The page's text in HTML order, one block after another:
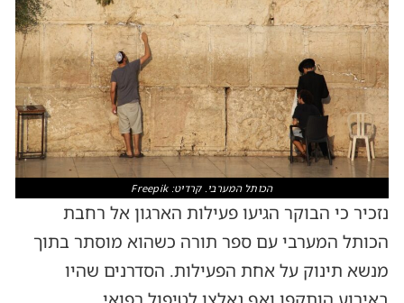
הכותל המערבי. קרדיט: Freepik
נזכיר כי הבוקר הגיעו פעילות הארגון אל רחבת
הכותל המערבי עם ספר תורה כשהוא מוסתר בתוך
מנשא תינוק על אחת הפעילות. הסדרנים שהיו